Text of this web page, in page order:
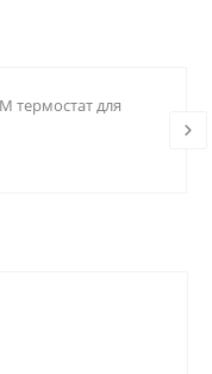
термостат для